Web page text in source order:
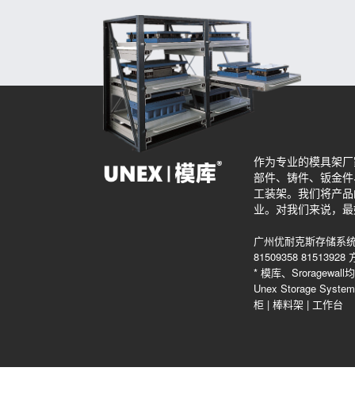
作为专业的模具架
部件、铸件、钣金
工装架。我们将产
业。对我们来说，
广州优耐克斯存储系
81509358 81513928
* 模库、Sroragewall
Unex Storage
柜 | 棒料架 | 工作台